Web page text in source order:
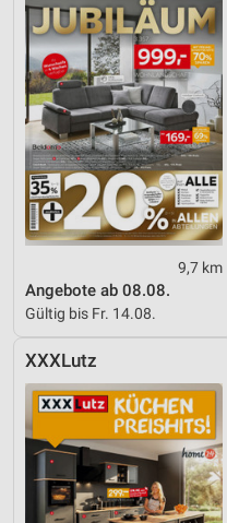
9,7 km
Angebote ab 08.08.
Gültig bis Fr. 14.08.
XXXLutz